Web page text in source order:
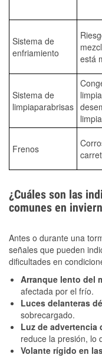
Sistema de
enfriamiento
está
Sistema de
limpiaparabrisas
Frenos
¿Cuáles son las
comunes en
Antes o durante una
señales que pueden
dificultades en
Arranque lento del
afectada por el frío.
Luces delanteras
sobrecargado.
Luz de advertencia
reduce la presión, lo
Volante rígido en